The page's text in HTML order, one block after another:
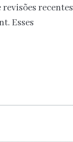
recentes
Esses